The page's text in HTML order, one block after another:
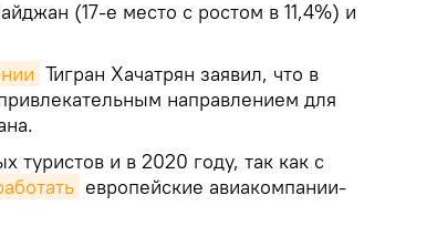
(17-е место с ростом в 11,4%) и
Тигран Хачатрян заявил, что в
направлением для
и в 2020 году, так как с
европейские авиакомпании-